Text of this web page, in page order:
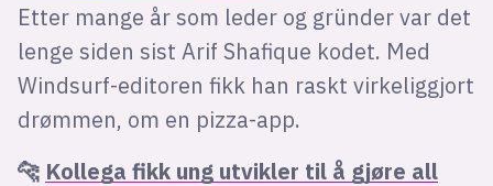
Etter mange år som leder og gründer var det
lenge siden sist Arif Shafique kodet. Med
Windsurf-editoren fikk han raskt virkeliggjort
drømmen, om en pizza-app.
🐆 Kollega fikk ung utvikler til å gjøre all